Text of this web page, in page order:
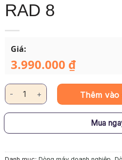
RAD 8
Giá:
3.990.000 ₫
Máy khuếch tán tinh dầu RAD 8 số
Thêm vào
Mua